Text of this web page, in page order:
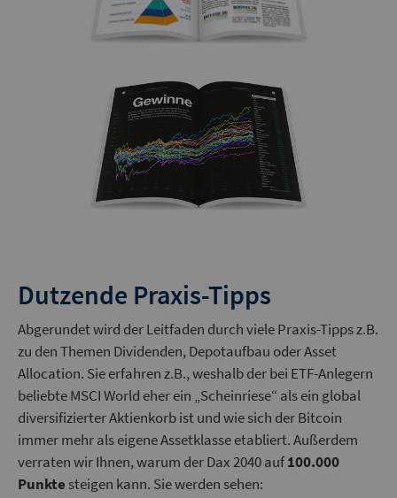
Dutzende Praxis-Tipps
Abgerundet wird der Leitfaden durch viele Praxis-Tipps z.B.
zu den Themen Dividenden, Depotaufbau oder Asset
Allocation. Sie erfahren z.B., weshalb der bei ETF-Anlegern
beliebte MSCI World eher ein „Scheinriese“ als ein global
diversifizierter Aktienkorb ist und wie sich der Bitcoin
immer mehr als eigene Assetklasse etabliert. Außerdem
verraten wir Ihnen, warum der Dax 2040 auf100.000
Punkte steigen kann. Sie werden sehen: